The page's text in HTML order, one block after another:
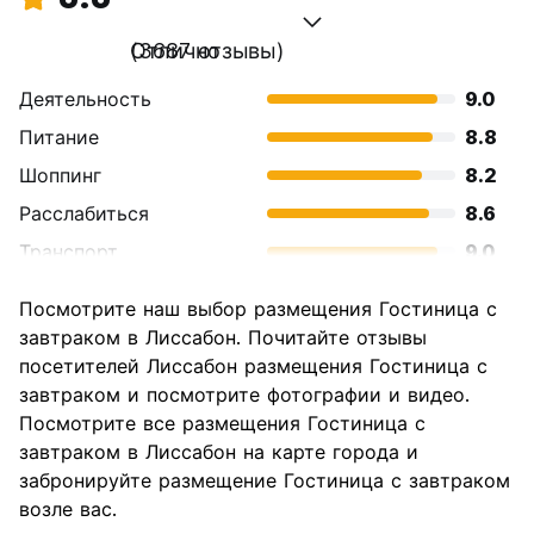
Отлично
(3687 отзывы)
Деятельность
9.0
Питание
8.8
Шоппинг
8.2
Расслабиться
8.6
Транспорт
9.0
достопримечательностей
9.2
Культура
9.2
Ночная жизнь
8.6
Соотношение цены и
качества
Посмотрите наш выбор размещения Гостиница с
завтраком в Лиссабон. Почитайте отзывы
посетителей Лиссабон размещения Гостиница с
завтраком и посмотрите фотографии и видео.
Посмотрите все размещения Гостиница с
завтраком в Лиссабон на карте города и
забронируйте размещение Гостиница с завтраком
возле вас.